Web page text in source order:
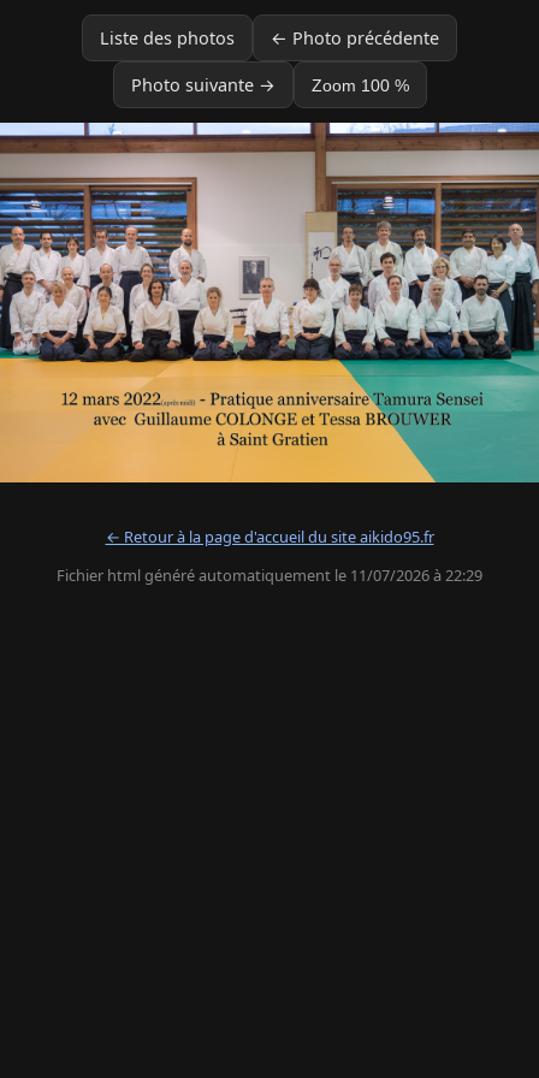
Liste des photos ← Photo précédente
Photo suivante → Zoom 100 %
← Retour à la page d'accueil du site aikido95.fr
Fichier html généré automatiquement le 11/07/2026 à 22:29